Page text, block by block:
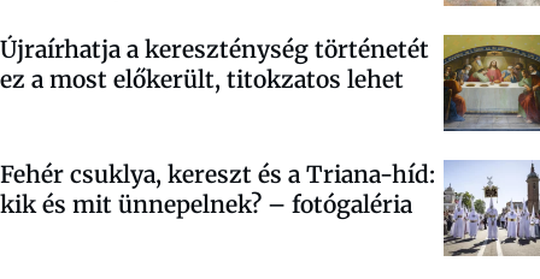
Újraírhatja a kereszténység történetét
ez a most előkerült, titokzatos lehet
Fehér csuklya, kereszt és a Triana-híd:
kik és mit ünnepelnek? – fotógaléria